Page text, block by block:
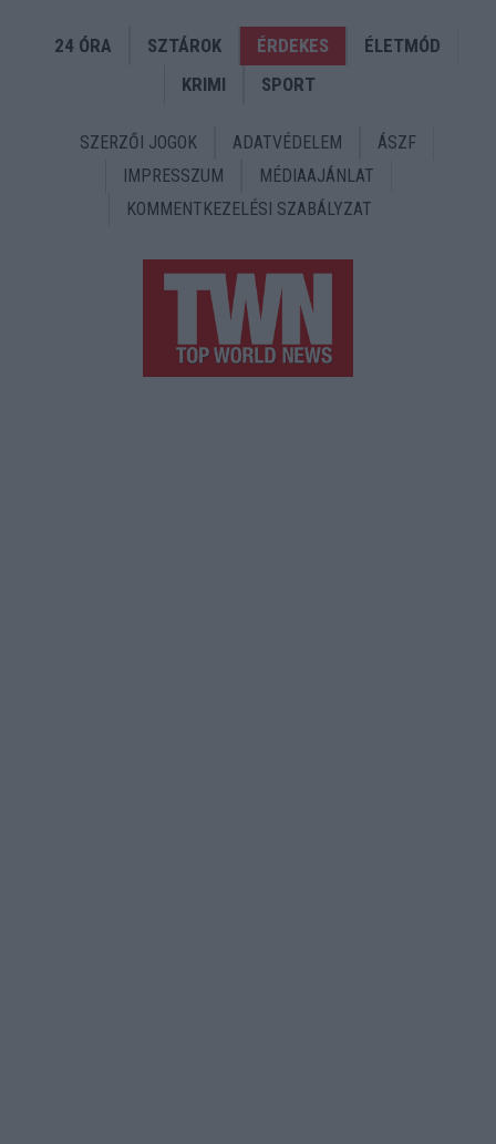
24 ÓRA SZTÁROK ÉRDEKES
ÉLETMÓD
KRIMI
SPORT
SZERZŐI JOGOK ADATVÉDELEM
ÁSZF
IMPRESSZUM
MÉDIAAJÁNLAT
KOMMENTKEZELÉSI SZABÁLYZAT